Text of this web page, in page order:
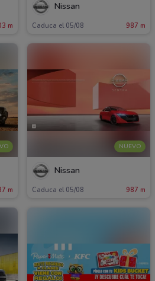
m
Nissan
Caduca el 05/08 987 m
m
NUEVO
Nissan
Caduca el 05/08 987 m